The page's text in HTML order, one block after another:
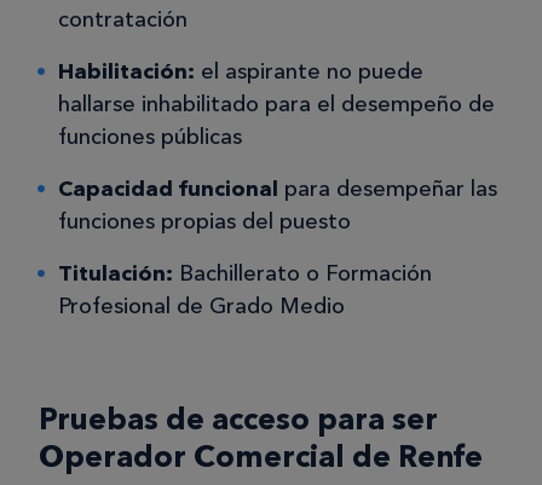
contratación
Habilitación: el aspirante no puede
hallarse inhabilitado para el desempeño de
funciones públicas
Capacidad funcional para desempeñar las
funciones propias del puesto
Titulación: Bachillerato o Formación
Profesional de Grado Medio
Pruebas de acceso para ser
Operador Comercial de Renfe